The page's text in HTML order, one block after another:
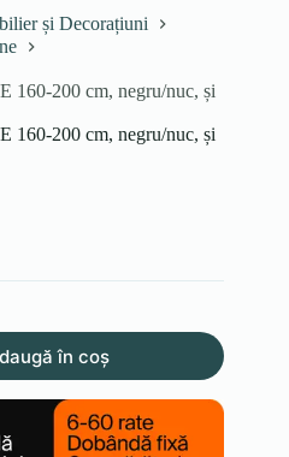
și Decorațiuni
160-200 cm, negru/nuc, și
160-200 cm, negru/nuc, și
în coș